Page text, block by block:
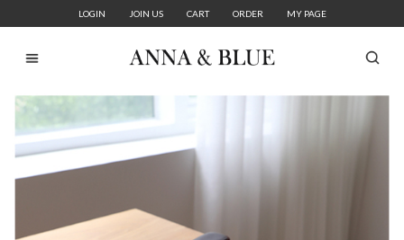
LOGIN JOIN US CART ORDER MY PAGE